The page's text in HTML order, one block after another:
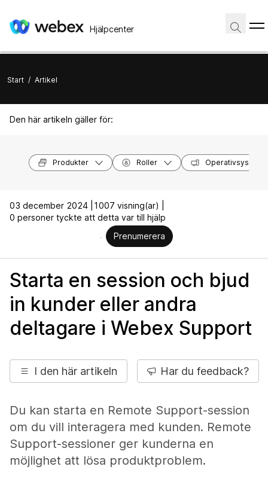
Hjälpcenter
Start / Artikel
Den här artikeln gäller för:
Produkter Roller Operativsystem
03 december 2024 |
1007 visning(ar) |
0 personer tyckte att detta var till hjälp
Prenumerera
Starta en session och bjud
in kunder eller andra
deltagare i Webex Support
I den här artikeln Har du feedback?
Du kan starta en Remote Support-session
om du vill interagera med kunden. Remote
Support-sessioner ger kunderna en
möjlighet att lösa produktproblem.